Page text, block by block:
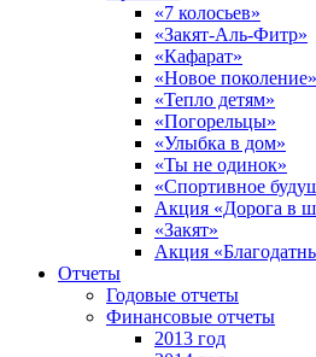
«7 колосьев»
«Закят-Аль-Фитр»
«Кафарат»
«Новое поколение»
«Тепло детям»
«Погорельцы»
«Улыбка в дом»
«Ты не одинок»
«Спортивное
Акция «Дорога в
«Закят»
Акция
Отчеты
Годовые отчеты
Финансовые отчеты
2013 год